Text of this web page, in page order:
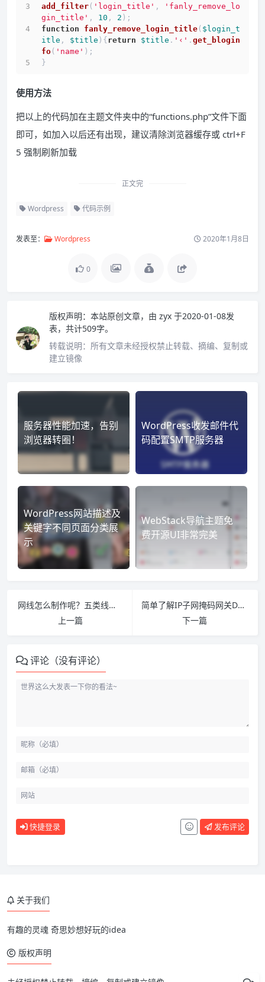
add_filter ( 'login_title' ,
'fanly_remove_lo
gin_title' , 10 , 2 );
function
fanly_remove_login_title ( $login_t
itle , $title ) {return $title . '‹' . get_blogin
fo ( 'name' );
}
使用方法
把以上的代码加在主题文件夹中的“functions.php”文件下面
即可，如加入以后还有出现，建议清除浏览器缓存或 ctrl+F
5 强制刷新加载
正文完
Wordpress 代码示例
发表至： Wordpress 2020年1月8日
0
版权声明： 本站原创文章，由 zyx 于2020-01-08发
表，共计509字。
转载说明： 所有文章未经授权禁止转载、摘编、复制或
建立镜像
服务器性能加速，告别
浏览器转圈！
WordPress收发邮件代
码配置SMTP服务器
WordPress网站描述及
关键字不同页面分类展
示
WebStack导航主题免
费开源UI非常完美
网线怎么制作呢？五类线与六类线有什么区别
上一篇
简单了解IP子网掩码网关DNS
下一篇
评论（没有评论）
快捷登录 发布评论
关于我们
有趣的灵魂 奇思妙想好玩的idea
版权声明